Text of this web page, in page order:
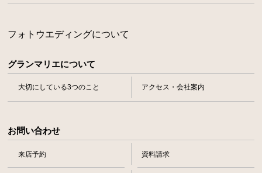
フォトウエディングについて
グランマリエについて
大切にしている3つのこと アクセス・会社案内
お問い合わせ
来店予約 資料請求